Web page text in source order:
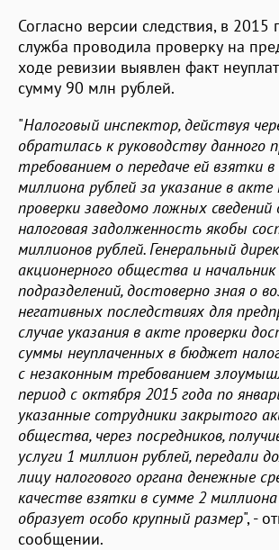
Согласно версии следствия, в 2015
служба проводила проверку на
ходе ревизии выявлен факт
сумму 90 млн рублей.
"Налоговый инспектор, действуя
обратилась к руководству данного
требованием о передаче ей взятки
миллиона рублей за указание в акте
проверки заведомо ложных
налоговая задолженность якобы
миллионов рублей. Генеральный
акционерного общества и начальник
подразделений, достоверно зная о
негативных последствиях для
случае указания в акте проверки
суммы неуплаченных в бюджет
с незаконным требованием
период с октября 2015 года по
указанные сотрудники закрытого
общества, через посредников,
услуги 1 миллион рублей, передали
лицу налогового органа денежные
качестве взятки в сумме 2
образует особо крупный размер", -
сообщении.